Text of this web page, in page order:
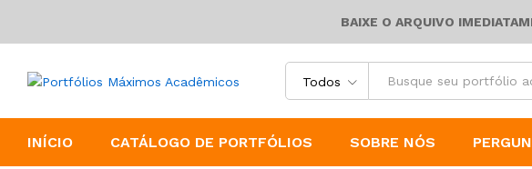
BAIXE O ARQUIVO
Todos
INÍCIO CATÁLOGO DE PORTFÓLIOS SOBRE NÓS